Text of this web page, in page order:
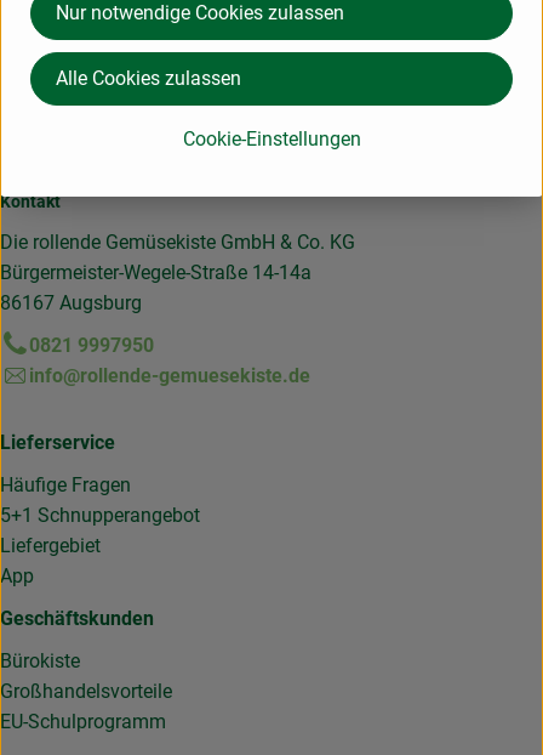
Kontakt
Die rollende Gemüsekiste GmbH & Co. KG
Bürgermeister-Wegele-Straße 14-14a
86167 Augsburg
0821 9997950
info@rollende-gemuesekiste.de
Lieferservice
Häufige Fragen
5+1 Schnupperangebot
Liefergebiet
App
Geschäftskunden
Bürokiste
Großhandelsvorteile
EU-Schulprogramm
Cookie-Einstellungen
Nur notwendige Cookies zulassen
Alle Cookies zulassen